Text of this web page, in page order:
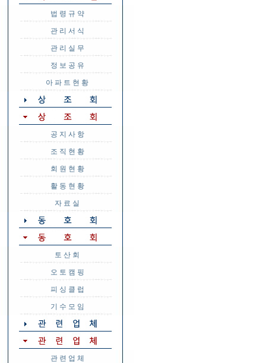
법 령 규 약
관 리 서 식
관 리 실 무
정 보 공 유
아 파 트 현 황
공 지 사 항
조 직 현 황
회 원 현 황
활 동 현 황
자 료 실
토 산 회
오 토 캠 핑
피 싱 클 럽
기 수 모 임
관 련 업 체